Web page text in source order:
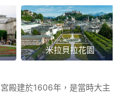
米拉貝拉花園
殿建於1606年，是當時大主